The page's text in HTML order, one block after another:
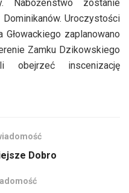
Nabożeństwo zostanie
Uroczystości
zaplanowano
Zamku Dzikowskiego
obejrzeć inscenizację
Dobro